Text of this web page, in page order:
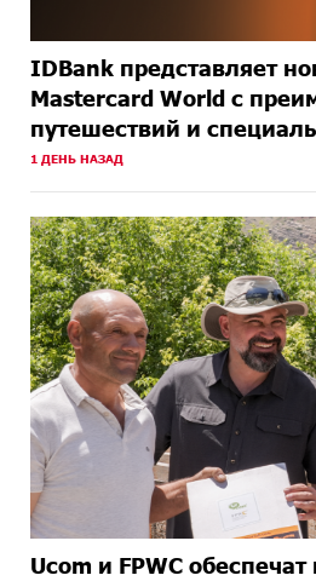
IDBank представляет
Mastercard World с
путешествий и
1 ДЕНЬ НАЗАД
Ucom и FPWC